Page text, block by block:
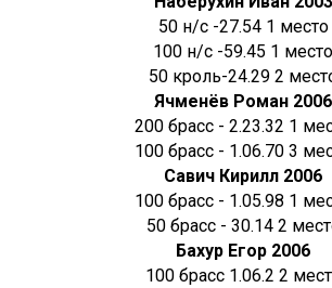
50 н/с -27.54 1 место
100 н/с -59.45 1 место
50 кроль-24.29 2
Ячменёв Роман 2006
200 брасс - 2.23.32 1
100 брасс - 1.06.70 3
Савич Кирилл 2006
100 брасс - 1.05.98 1
50 брасс - 30.14 2
Бахур Егор 2006
100 брасс 1.06.2 2